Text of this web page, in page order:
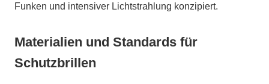
Funken und intensiver Lichtstrahlung konzipiert.
Materialien und Standards für
Schutzbrillen